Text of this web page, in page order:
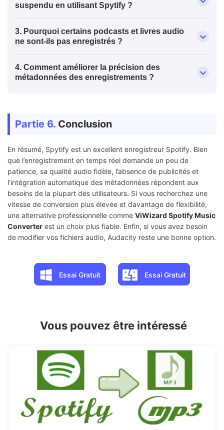
suspendu en utilisant Spytify ?
3. Pourquoi certains podcasts et livres audio
ne sont-ils pas enregistrés ?
4. Comment améliorer la précision des
métadonnées des enregistrements ?
Partie 6. Conclusion
En résumé, Spytify est un excellent enregistreur Spotify. Bien
que l’enregistrement en temps réel demande un peu de
patience, sa qualité audio fidèle, l’absence de publicités et
l’intégration automatique des métadonnées répondent aux
besoins de la plupart des utilisateurs. Si vous recherchez une
vitesse de conversion plus élevée et davantage de flexibilité,
une alternative professionnelle comme ViWizard Spotify Music
Converter est un choix plus fiable. Enfin, si vous avez besoin
de modifier vos fichiers audio, Audacity reste une bonne option.
Essai Gratuit Essai Gratuit
Vous pouvez être intéressé